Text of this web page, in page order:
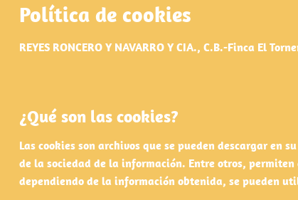
Política de cookies
REYES RONCERO Y NAVARRO Y CIA., C.B.-Finca El
¿Qué son las cookies?
Las cookies son archivos que se pueden descargar en
de la sociedad de la información. Entre otros,
dependiendo de la información obtenida, se pueden